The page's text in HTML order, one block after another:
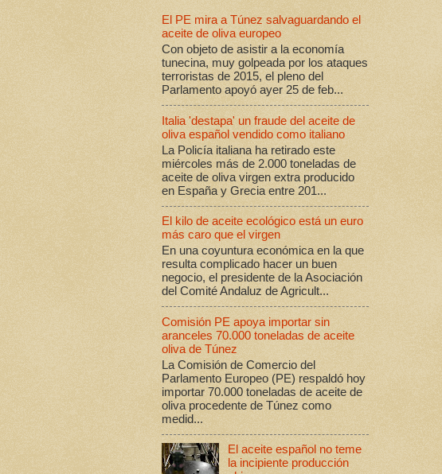
El PE mira a Túnez salvaguardando el
aceite de oliva europeo
Con objeto de asistir a la economía
tunecina, muy golpeada por los ataques
terroristas de 2015, el pleno del
Parlamento apoyó ayer 25 de feb...
Italia 'destapa' un fraude del aceite de
oliva español vendido como italiano
La Policía italiana ha retirado este
miércoles más de 2.000 toneladas de
aceite de oliva virgen extra producido
en España y Grecia entre 201...
El kilo de aceite ecológico está un euro
más caro que el virgen
En una coyuntura económica en la que
resulta complicado hacer un buen
negocio, el presidente de la Asociación
del Comité Andaluz de Agricult...
Comisión PE apoya importar sin
aranceles 70.000 toneladas de aceite
oliva de Túnez
La Comisión de Comercio del
Parlamento Europeo (PE) respaldó hoy
importar 70.000 toneladas de aceite de
oliva procedente de Túnez como
medid...
El aceite español no teme
la incipiente producción